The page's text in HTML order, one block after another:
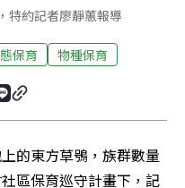
特約記者廖靜蕙報導
保育 物種保育
的東方草鴞，族群數量
區保育巡守計畫下，記